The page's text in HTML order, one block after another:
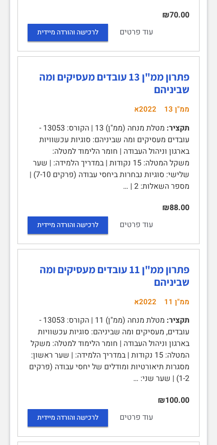
₪70.00
עוד פרטים
לרכישה והורדה מיידית
פתרון ממ"ן 13 עובדים מעסיקים ומה
שביניהם
ממ"ן 13 2022א
תקציר:
מטלת מנחה (ממ"ן) 13 | הקורס: 13053 -
עובדים מעסיקים ומה שביניהם: סוגיות עכשוויות
בארגון וניהול העבודה | חומר הלימוד למטלה:
משקל המטלה: 15 נקודות | במדריך הלמידה: | שער
שלישי: סוגיות נבחרות ביחסי עבודה (פרקים 7-10) |
מספר השאלות: 2 | …
₪88.00
עוד פרטים
לרכישה והורדה מיידית
פתרון ממ"ן 11 עובדים מעסיקים ומה
שביניהם
ממ"ן 11 2022א
תקציר:
מטלת מנחה (ממ"ן) 11 | הקורס: 13053 -
עובדים, מעסיקים ומה שביניהם: סוגיות עכשוויות
בארגון וניהול העבודה‏ | חומר הלימוד למטלה: משקל
המטלה: 15 נקודות | במדריך הלמידה: | שער ראשון:
מסגרות תיאורטיות ומודלים של יחסי עבודה (פרקים
1-2) | שער שני: …
₪100.00
עוד פרטים
לרכישה והורדה מיידית